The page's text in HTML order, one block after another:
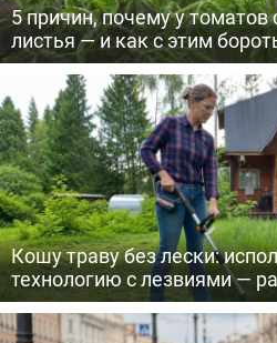
5 причин, почему у томатов
листья — и как с этим
Кошу траву без лески:
технологию с лезвиями —